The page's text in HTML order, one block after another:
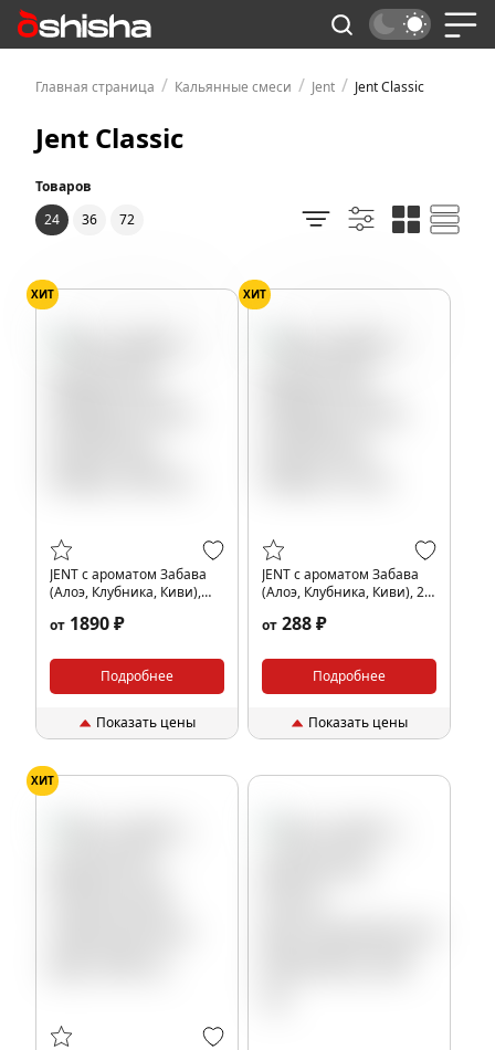
Главная страница / Кальянные смеси / Jent / Jent Classic
Jent Classic
Товаров
24
36 72
ХИТ
JENT с ароматом Забава
(Алоэ, Клубника, Киви),
от 1890 ₽
Подробнее
Показать цены
ХИТ
JENT с ароматом Забава
(Алоэ, Клубника, Киви), 25
от 288 ₽
Подробнее
Показать цены
ХИТ